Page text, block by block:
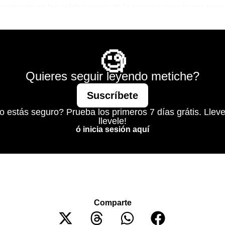
🧐
Quieres seguir leyendo metiche?
Suscríbete
estás seguro? Prueba los primeros 7 días grátis.
llevele!
ó inicia sesión aquí
Comparte